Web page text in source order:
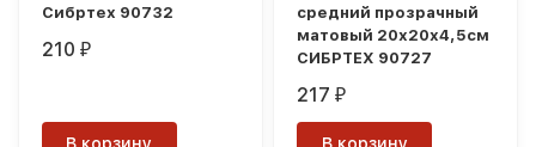
Сибртех 90732
210₽
средний прозрачный
матовый 20х20х4,5см
СИБРТЕХ 90727
217₽